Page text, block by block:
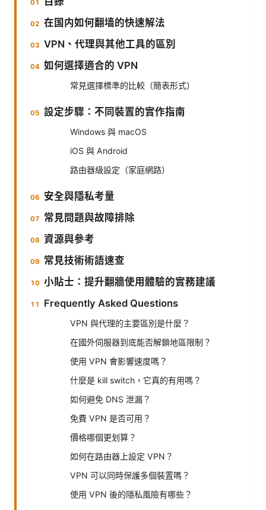
在国内如何翻墙的快速解法
VPN、代理與其他工具的區別
如何選擇適合的 VPN
常見選擇標準的比較（簡表形式）
設定步驟：不同裝置的實作指南
Windows 與 macOS
iOS 與 Android
路由器級設定（家庭網路）
安全與隱私考量
常見問題與故障排除
資源與參考
常見技術術語速查
小貼士：提升翻牆使用體驗的實務建議
Frequently Asked Questions
VPN 與代理的主要區別是什麼？
在國外伺服器到底能否解鎖地區限制？
使用 VPN 會影響速度嗎？
什麼是 kill switch，它真的有用嗎？
如何避免 DNS 泄漏？
免費 VPN 是否可用？
價格哪個更划算？
如何在路由器上設定 VPN？
VPN 可以同時保護多個裝置嗎？
使用 VPN 後的隱私風險有哪些？